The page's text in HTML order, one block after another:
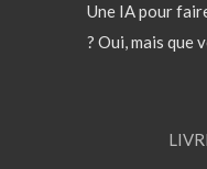
Une IA pour
? Oui, mais que